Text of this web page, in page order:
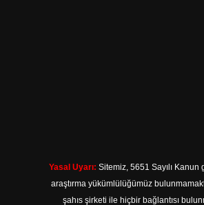
Yasal Uyarı: Sitemiz, 5651 Sayılı
araştırma yükümlülüğümüz
şahıs şirketi ile hiçbir bağlantısı